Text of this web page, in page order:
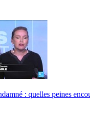
: quelles peines